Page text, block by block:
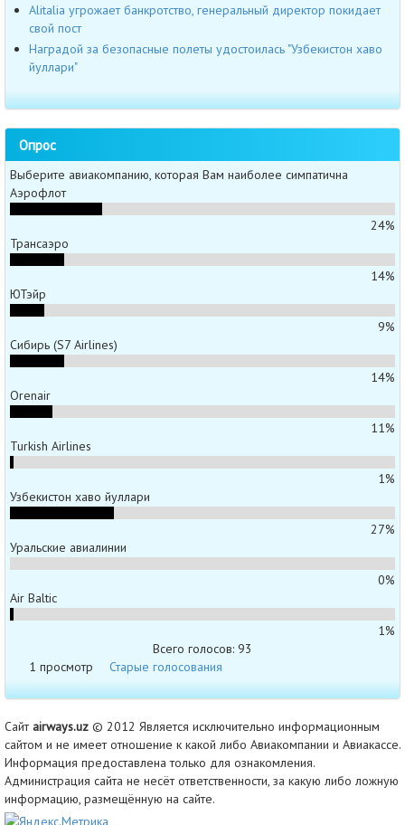
Alitalia угрожает банкротство, генеральный директор покидает
свой пост
Наградой за безопасные полеты удостоилась "Узбекистон хаво
йуллари"
Опрос
Выберите авиакомпанию, которая Вам наиболее симпатична
Аэрофлот
24%
Трансаэро
14%
ЮТэйр
9%
Сибирь (S7 Airlines)
14%
Orenair
11%
Turkish Airlines
1%
Узбекистон хаво йуллари
27%
Уральские авиалинии
0%
Air Baltic
1%
Всего голосов: 93
1 просмотр
Старые голосования
Сайтairways.uz © 2012 Является исключительно информационным
сайтом и не имеет отношение к какой либо Авиакомпании и Авиакассе.
Информация предоставлена только для ознакомления.
Администрация сайта не несёт ответственности, за какую либо ложную
информацию, размещённую на сайте.